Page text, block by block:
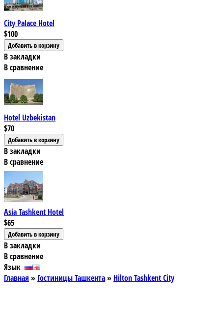
City Palace Hotel
$100
В закладки
В сравнение
Hotel Uzbekistan
$70
В закладки
В сравнение
Asia Tashkent Hotel
$65
В закладки
В сравнение
Язык
Главная » Гостиницы Ташкента» Hilton Tashkent City